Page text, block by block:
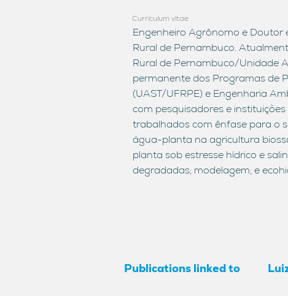
Curriculum vitae
Engenheiro Agrônomo e Doutor
Rural de Pernambuco.
Rural de Pernambuco/Unidade
permanente dos Programas de
(UAST/UFRPE) e Engenharia
com pesquisadores e
trabalhados com ênfase para o
água-planta na agricultura
planta sob estresse hídrico e
degradadas; modelagem; e
Publications linked to